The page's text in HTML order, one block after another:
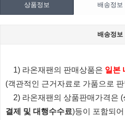
상품정보 배송정보
배송정보
1) 라온재팬의 판매상품은 일본
(객관적인 근거자료로 가품으로
2) 라온재팬의 상품판매가격은 (
결제 및 대행수수료)등이 포함되